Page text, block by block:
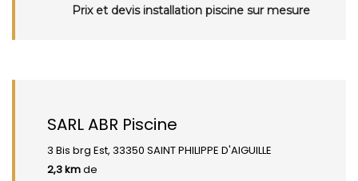
Prix et devis installation piscine sur mesure
SARL ABR Piscine
3 Bis brg Est, 33350 SAINT PHILIPPE D'AIGUILLE
2,3 kmde